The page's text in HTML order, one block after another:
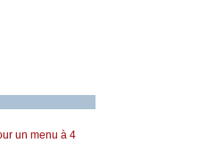
un menu à 4